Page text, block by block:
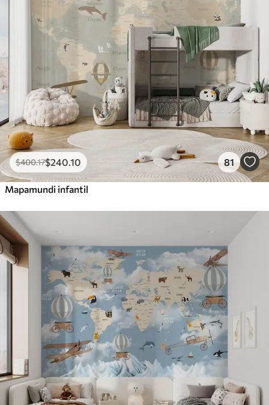
$400.17$240 .10 81
Mapamundi infantil